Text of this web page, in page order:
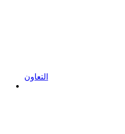
التعاون